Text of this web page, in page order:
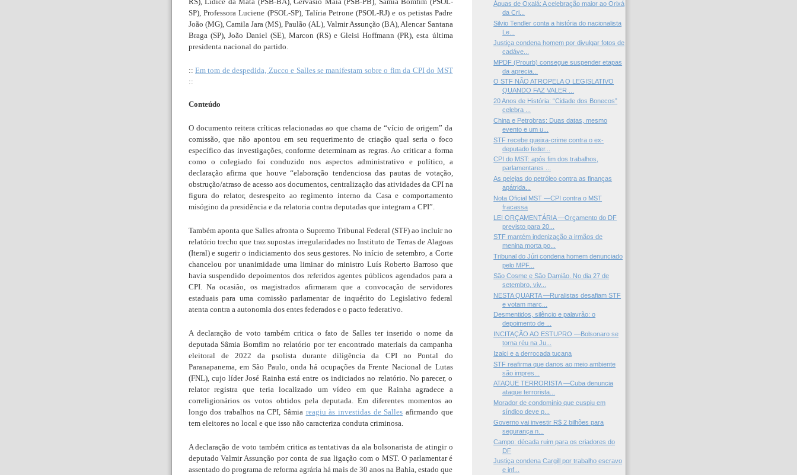
SP), Professora Luciene (PSOL-SP), Talíria Petrone (PSOL-RJ) e os petistas Padre
João (MG), Camila Jara (MS), Paulão (AL), Valmir Assunção (BA), Alencar Santana
Braga (SP), João Daniel (SE), Marcon (RS) e Gleisi Hoffmann (PR), esta última
presidenta nacional do partido.
:: Em tom de despedida, Zucco e Salles se manifestam sobre o fim da CPI do MST
::
Conteúdo
O documento reitera críticas relacionadas ao que chama de “vício de origem” da
comissão, que não apontou em seu requerimento de criação qual seria o foco
específico das investigações, conforme determinam as regras. Ao criticar a forma
como o colegiado foi conduzido nos aspectos administrativo e político, a
declaração afirma que houve “elaboração tendenciosa das pautas de votação,
obstrução/atraso de acesso aos documentos, centralização das atividades da CPI na
figura do relator, desrespeito ao regimento interno da Casa e comportamento
misógino da presidência e da relatoria contra deputadas que integram a CPI”.
Também aponta que Salles afronta o Supremo Tribunal Federal (STF) ao incluir no
relatório trecho que traz supostas irregularidades no Instituto de Terras de Alagoas
(Iteral) e sugerir o indiciamento dos seus gestores. No início de setembro, a Corte
chancelou por unanimidade uma liminar do ministro Luís Roberto Barroso que
havia suspendido depoimentos dos referidos agentes públicos agendados para a
CPI. Na ocasião, os magistrados afirmaram que a convocação de servidores
estaduais para uma comissão parlamentar de inquérito do Legislativo federal
atenta contra a autonomia dos entes federados e o pacto federativo.
A declaração de voto também critica o fato de Salles ter inserido o nome da
deputada Sâmia Bomfim no relatório por ter encontrado materiais da campanha
eleitoral de 2022 da psolista durante diligência da CPI no Pontal do
Paranapanema, em São Paulo, onda há ocupações da Frente Nacional de Lutas
(FNL), cujo líder José Rainha está entre os indiciados no relatório. No parecer, o
relator registra que teria localizado um vídeo em que Rainha agradece a
correligionários os votos obtidos pela deputada. Em diferentes momentos ao
longo dos trabalhos na CPI, Sâmia reagiu às investidas de Salles afirmando que
tem eleitores no local e que isso não caracteriza conduta criminosa.
A declaração de voto também critica as tentativas da ala bolsonarista de atingir o
deputado Valmir Assunção por conta de sua ligação com o MST. O parlamentar é
assentado do programa de reforma agrária há mais de 30 anos na Bahia, estado que
Águas de Oxalá: A celebração maior ao Orixá
da Cri...
Silvio Tendler conta a história do nacionalista
Le...
Justiça condena homem por divulgar fotos de
cadáve...
MPDF (Prourb) consegue suspender etapas
da aprecia...
O STF NÃO ATROPELA O LEGISLATIVO
QUANDO FAZ VALER ...
20 Anos de História: “Cidade dos Bonecos”
celebra ...
China e Petrobras: Duas datas, mesmo
evento e um u...
STF recebe queixa-crime contra o ex-
deputado feder...
CPI do MST: após fim dos trabalhos,
parlamentares ...
As pelejas do petróleo contra as finanças
apátrida...
Nota Oficial MST —CPI contra o MST
fracassa
LEI ORÇAMENTÁRIA —Orçamento do DF
previsto para 20...
STF mantém indenização a irmãos de
menina morta po...
Tribunal do Júri condena homem denunciado
pelo MPF...
São Cosme e São Damião. No dia 27 de
setembro, viv...
NESTA QUARTA —Ruralistas desafiam STF
e votam marc...
Desmentidos, silêncio e palavrão: o
depoimento de ...
INCITAÇÃO AO ESTUPRO —Bolsonaro se
torna réu na Ju...
Izalci e a derrocada tucana
STF reafirma que danos ao meio ambiente
são impres...
ATAQUE TERRORISTA —Cuba denuncia
ataque terrorista...
Morador de condomínio que cuspiu em
síndico deve p...
Governo vai investir R$ 2 bilhões para
segurança n...
Campo: década ruim para os criadores do
DF
Justiça condena Cargill por trabalho escravo
e inf...